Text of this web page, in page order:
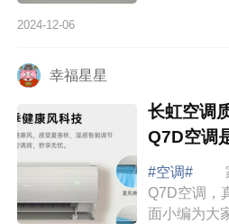
得买？tcl
2024-12-06
幸福星星
长虹空调
Q7D空调
#空调#
家
Q7D空调，
面小编为大